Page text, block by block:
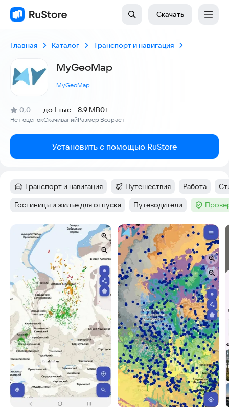
Скачать
Главная Каталог Транспорт и навигация
MyGeoMap
MyGeoMap
Рейтинг:
0,0
(
Нет оценок
)
Скачиваний
до 1 тыс
Размер
8.9 MB
Возраст
0+
Установить с помощью RuStore
Категория:
Транспорт и навигация Категория:
Путешествия Тег:
Работа Тег
Тег:
Гостиницы и жилье для отпуска Тег:
Путеводители Тег :
Скриншоты